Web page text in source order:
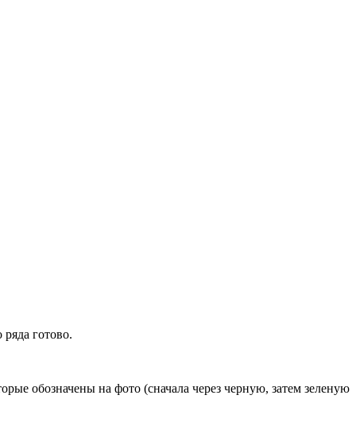
готово.
обозначены на фото (сначала через черную, затем зеленую